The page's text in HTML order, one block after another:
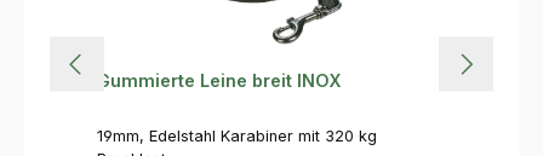
Gummierte Leine breit INOX
19mm, Edelstahl Karabiner mit 320 kg